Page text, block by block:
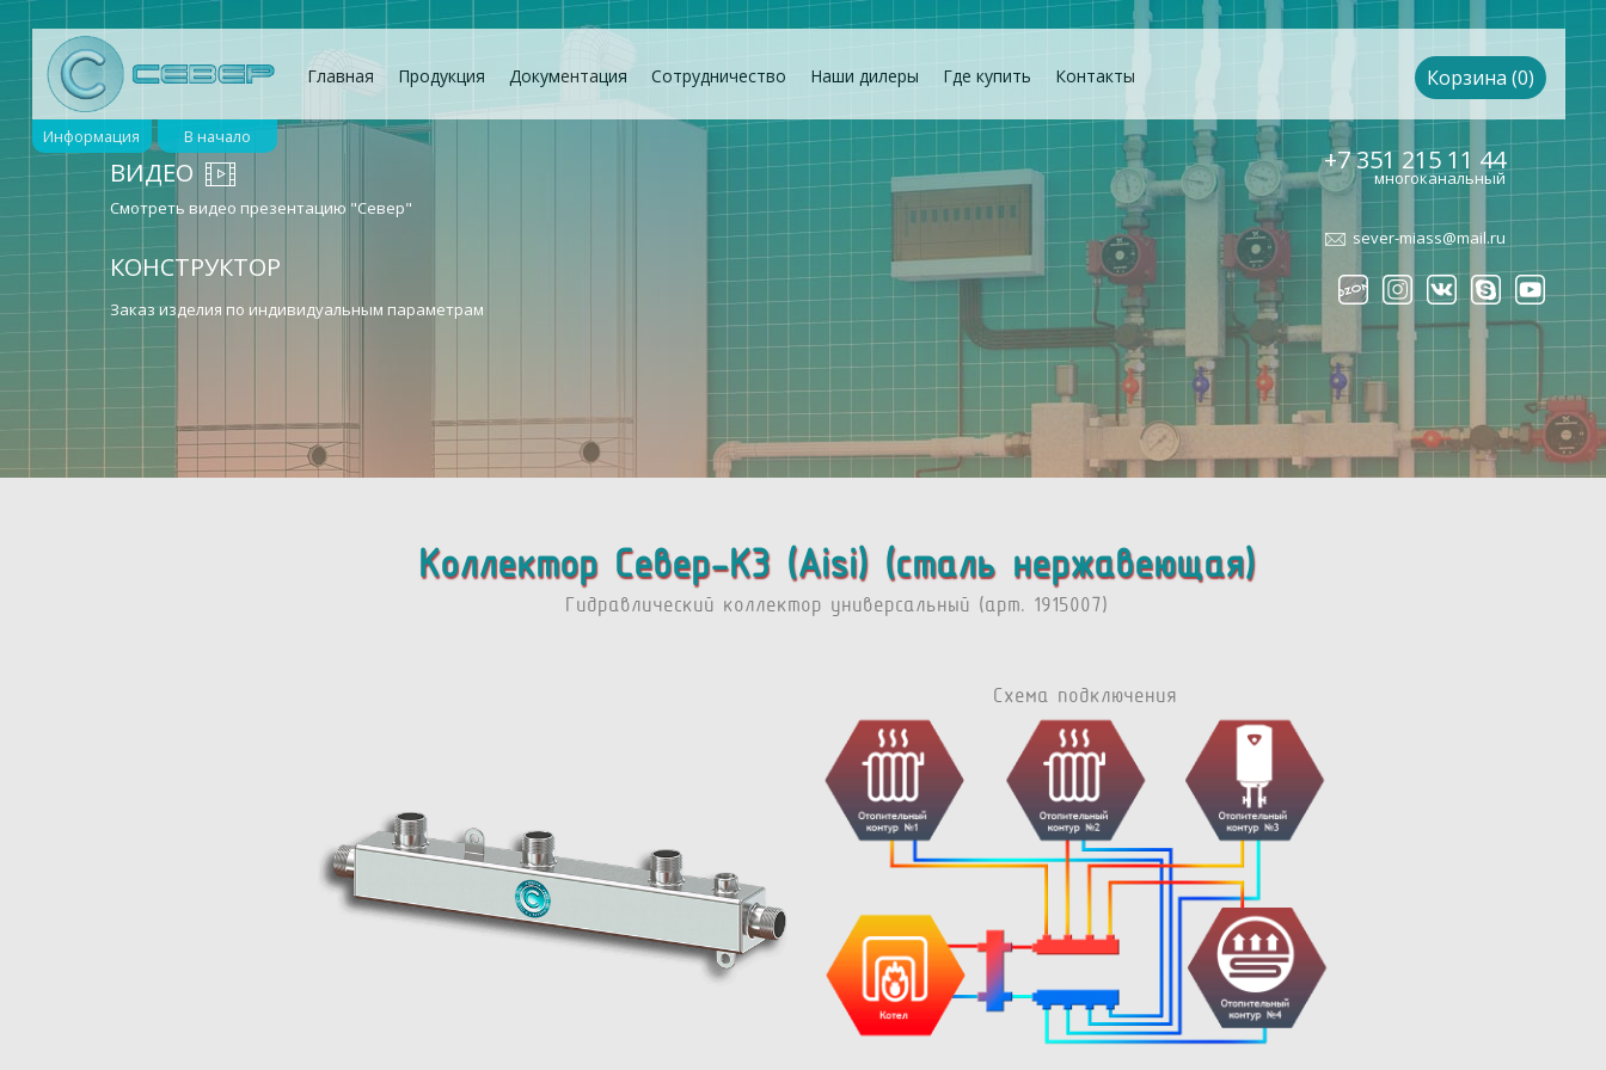
Главная Продукция Документация Сотрудничество Наши дилеры Где купить Контакты Корзина (0)
ВИДЕО
Смотреть видео презентацию "Север"
КОНСТРУКТОР
Заказ изделия по индивидуальным параметрам
+7 351 215 11 44
многоканальный
sever-miass@mail.ru
Информация В начало
Коллектор Север-К3 (Aisi) (сталь нержавеющая)
Гидравлический коллектор универсальный (арт. 1915007)
Схема подключения